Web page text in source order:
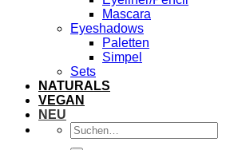
Mascara
Eyeshadows
Paletten
Simpel
Sets
NATURALS
VEGAN
NEU
Suchen
nach: